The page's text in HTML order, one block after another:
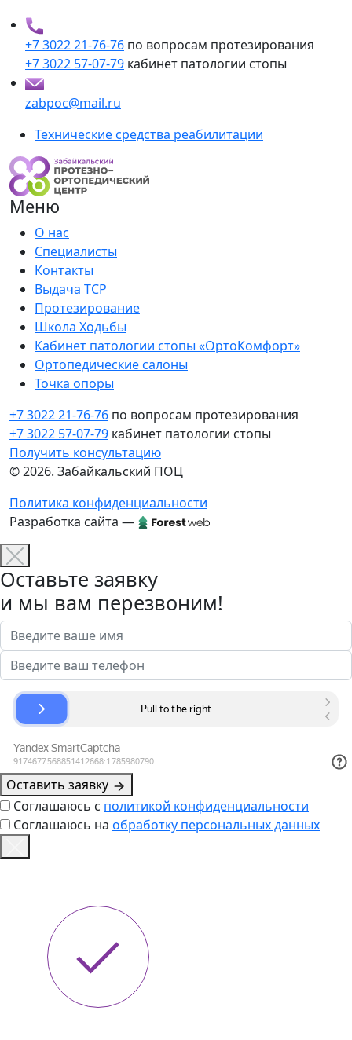
+7 3022 21-76-76 по вопросам протезирования
+7 3022 57-07-79 кабинет патологии стопы
zabpoc@mail.ru
Технические средства реабилитации
Меню
О нас
Специалисты
Контакты
Выдача ТСР
Протезирование
Школа Ходьбы
Кабинет патологии стопы «ОртоКомфорт»
Ортопедические салоны
Точка опоры
+7 3022 21-76-76 по вопросам протезирования
+7 3022 57-07-79 кабинет патологии стопы
Получить консультацию
© 2026. Забайкальский ПОЦ
Политика конфиденциальности
Разработка сайта —
Оставьте заявку
и мы вам перезвоним!
Оставить заявку
Соглашаюсь с политикой конфиденциальности
Соглашаюсь на обработку персональных данных